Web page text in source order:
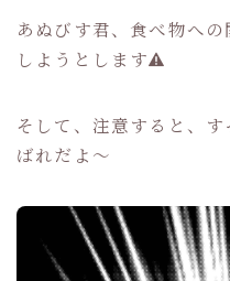
あぬびす君、食べ物へ
しようとします
そして、注意すると、
ばれだよ〜